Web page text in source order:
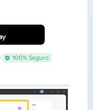
100% Seguro